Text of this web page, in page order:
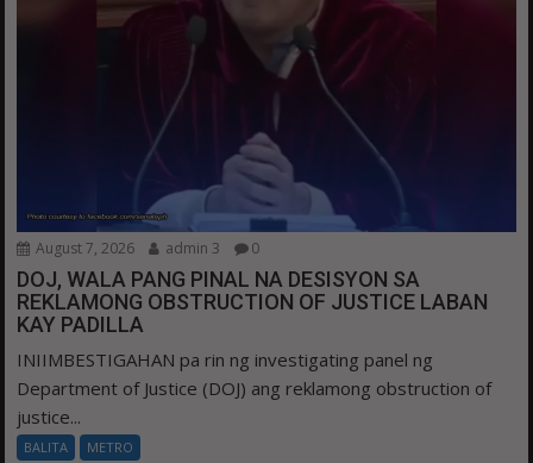
August 7, 2026 admin 3 0
DOJ, WALA PANG PINAL NA DESISYON SA
REKLAMONG OBSTRUCTION OF JUSTICE LABAN
KAY PADILLA
INIIMBESTIGAHAN pa rin ng investigating panel ng
Department of Justice (DOJ) ang reklamong obstruction of
justice...
BALITA METRO